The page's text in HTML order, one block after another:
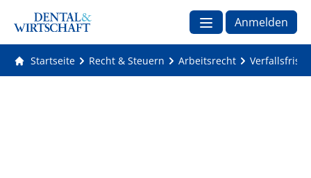
Anmelden
Startseite Recht & Steuern Arbeitsrecht